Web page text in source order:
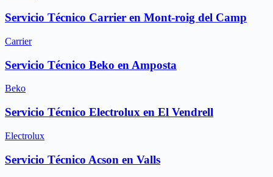
Servicio Técnico Carrier en Mont-roig del Camp
Carrier
Servicio Técnico Beko en Amposta
Beko
Servicio Técnico Electrolux en El Vendrell
Electrolux
Servicio Técnico Acson en Valls